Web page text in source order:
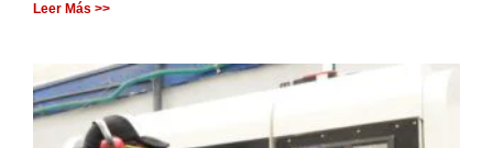
Leer Más >>